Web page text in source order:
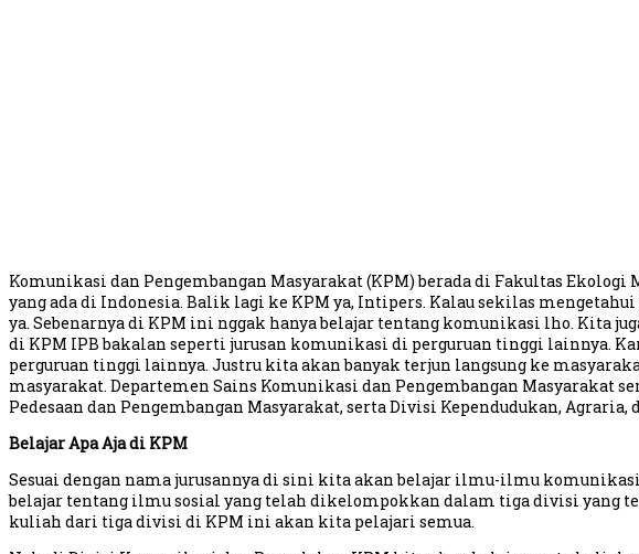
Komunikasi dan Pengembangan Masyarakat (KPM) berada di Fakultas
yang ada di Indonesia. Balik lagi ke KPM ya, Intipers. Kalau sekilas
ya. Sebenarnya di KPM ini nggak hanya belajar tentang komunikasi lho. Kita
di KPM IPB bakalan seperti jurusan komunikasi di perguruan tinggi lainnya.
perguruan tinggi lainnya. Justru kita akan banyak terjun langsung ke
masyarakat. Departemen Sains Komunikasi dan Pengembangan
Pedesaan dan Pengembangan Masyarakat, serta Divisi Kependudukan,
Belajar Apa Aja di KPM
Sesuai dengan nama jurusannya di sini kita akan belajar ilmu-ilmu
belajar tentang ilmu sosial yang telah dikelompokkan dalam tiga divisi yang
kuliah dari tiga divisi di KPM ini akan kita pelajari semua.